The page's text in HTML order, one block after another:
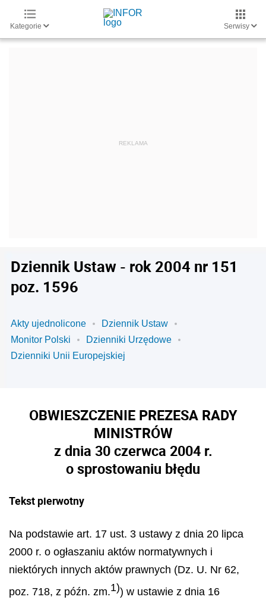
Kategorie Serwisy
Dziennik Ustaw - rok 2004 nr 151
poz. 1596
Akty ujednolicone
Dziennik Ustaw
Monitor Polski
Dzienniki Urzędowe
Dzienniki Unii Europejskiej
OBWIESZCZENIE PREZESA RADY
MINISTRÓW
z dnia 30 czerwca 2004 r.
o sprostowaniu błędu
Tekst pierwotny
Na podstawie art. 17 ust. 3 ustawy z dnia 20 lipca
2000 r. o ogłaszaniu aktów normatywnych i
niektórych innych aktów prawnych (Dz. U. Nr 62,
poz. 718, z późn. zm.1)) w ustawie z dnia 16